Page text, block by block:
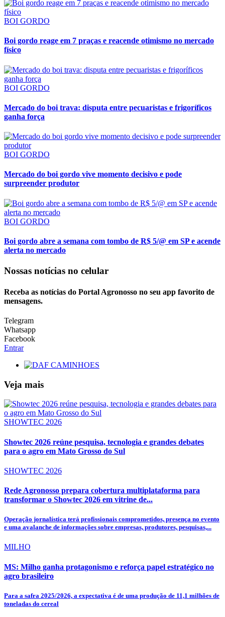
BOI GORDO
Boi gordo reage em 7 praças e reacende otimismo no mercado
físico
BOI GORDO
Mercado do boi trava: disputa entre pecuaristas e frigoríficos
ganha força
BOI GORDO
Mercado do boi gordo vive momento decisivo e pode
surpreender produtor
BOI GORDO
Boi gordo abre a semana com tombo de R$ 5/@ em SP e acende
alerta no mercado
Nossas notícias no celular
Receba as notícias do Portal Agronosso no seu app favorito de
mensagens.
Telegram
Whatsapp
Facebook
Entrar
Veja mais
SHOWTEC 2026
Showtec 2026 reúne pesquisa, tecnologia e grandes debates
para o agro em Mato Grosso do Sul
SHOWTEC 2026
Rede Agronosso prepara cobertura multiplataforma para
transformar o Showtec 2026 em vitrine de...
Operação jornalística terá profissionais comprometidos, presença no evento
e uma avalanche de informações sobre empresas, produtores, pesquisas,...
MILHO
MS: Milho ganha protagonismo e reforça papel estratégico no
agro brasileiro
Para a safra 2025/2026, a expectativa é de uma produção de 11,1 milhões de
toneladas do cereal